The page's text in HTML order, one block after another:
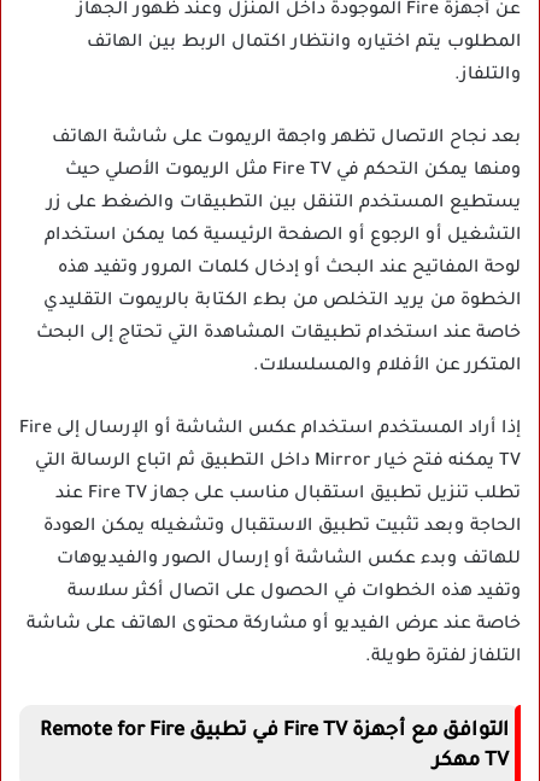
عن أجهزة Fire الموجودة داخل المنزل وعند ظهور الجهاز
المطلوب يتم اختياره وانتظار اكتمال الربط بين الهاتف
والتلفاز.
بعد نجاح الاتصال تظهر واجهة الريموت على شاشة الهاتف
ومنها يمكن التحكم في Fire TV مثل الريموت الأصلي حيث
يستطيع المستخدم التنقل بين التطبيقات والضغط على زر
التشغيل أو الرجوع أو الصفحة الرئيسية كما يمكن استخدام
لوحة المفاتيح عند البحث أو إدخال كلمات المرور وتفيد هذه
الخطوة من يريد التخلص من بطء الكتابة بالريموت التقليدي
خاصة عند استخدام تطبيقات المشاهدة التي تحتاج إلى البحث
المتكرر عن الأفلام والمسلسلات.
إذا أراد المستخدم استخدام عكس الشاشة أو الإرسال إلى Fire
TV يمكنه فتح خيار Mirror داخل التطبيق ثم اتباع الرسالة التي
تطلب تنزيل تطبيق استقبال مناسب على جهاز Fire TV عند
الحاجة وبعد تثبيت تطبيق الاستقبال وتشغيله يمكن العودة
للهاتف وبدء عكس الشاشة أو إرسال الصور والفيديوهات
وتفيد هذه الخطوات في الحصول على اتصال أكثر سلاسة
خاصة عند عرض الفيديو أو مشاركة محتوى الهاتف على شاشة
التلفاز لفترة طويلة.
التوافق مع أجهزة Fire TV في تطبيق Remote for Fire
TV مهكر